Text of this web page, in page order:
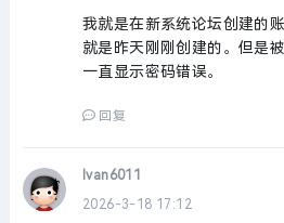
我就是在新系统论坛创建的
就是昨天刚刚创建的。但是
一直显示密码错误。
回复
Ivan6011
2026-3-18 17:12